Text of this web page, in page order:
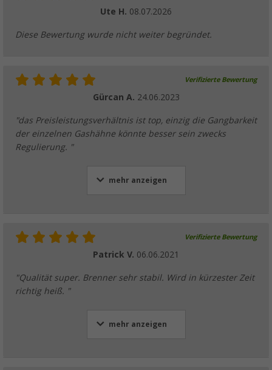
Ute H. 08.07.2026
Diese Bewertung wurde nicht weiter begründet.
Verifizierte Bewertung
Gürcan A. 24.06.2023
"das Preisleistungsverhältnis ist top, einzig die Gangbarkeit
der einzelnen Gashähne könnte besser sein zwecks
Regulierung. "
mehr anzeigen
Verifizierte Bewertung
Patrick V. 06.06.2021
"Qualität super. Brenner sehr stabil. Wird in kürzester Zeit
richtig heiß. "
mehr anzeigen